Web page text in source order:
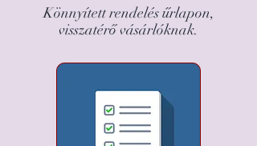
Könnyített rendelés űrlapon,
visszatérő vásárlóknak.